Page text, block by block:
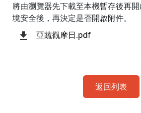
將由瀏覽器先下載至本機暫存後再
境安全後，再決定是否開啟附件。
亞蔬觀摩日.pdf
返回列表